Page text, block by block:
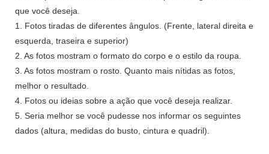
que você deseja.
1. Fotos tiradas de diferentes ângulos. (Frente, lateral direita e
esquerda, traseira e superior)
2. As fotos mostram o formato do corpo e o estilo da roupa.
3. As fotos mostram o rosto. Quanto mais nítidas as fotos,
melhor o resultado.
4. Fotos ou ideias sobre a ação que você deseja realizar.
5. Seria melhor se você pudesse nos informar os seguintes
dados (altura, medidas do busto, cintura e quadril).